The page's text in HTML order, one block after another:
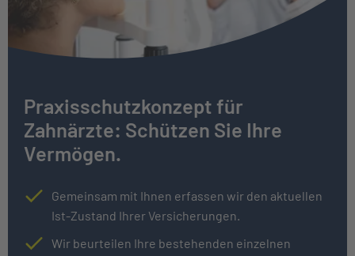
Praxisschutzkonzept für
Zahnärzte: Schützen Sie Ihre
Vermögen.
Gemeinsam mit Ihnen erfassen wir den aktuellen
Ist-Zustand Ihrer Versicherungen.
Wir beurteilen Ihre bestehenden einzelnen